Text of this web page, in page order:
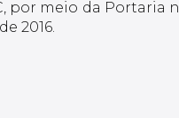
por meio da Portaria
2016.